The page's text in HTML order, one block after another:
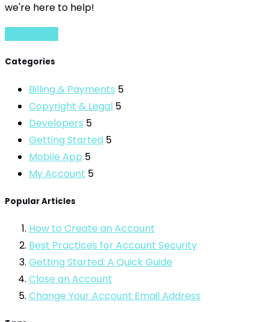
we're here to help!
Categories
Billing & Payments 5
Copyright & Legal 5
Developers 5
Getting Started 5
Mobile App 5
My Account 5
Popular Articles
How to Create an Account
Best Practices for Account Security
Getting Started: A Quick Guide
Close an Account
Change Your Account Email Address